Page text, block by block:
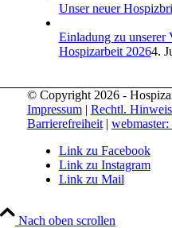
Unser neuer
Einladung zu unserer
Hospizarbeit 20264.
© Copyright 2026 -
Impressum| Rechtl.
Barrierefreiheit|
Link zu Facebook
Link zu Instagram
Link zu Mail
Nach oben scrollen